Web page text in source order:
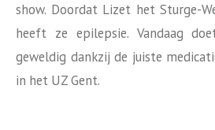
show. Doordat Lizet het Sturge-
heeft ze epilepsie. Vandaag
geweldig dankzij de juiste
in het UZ Gent.